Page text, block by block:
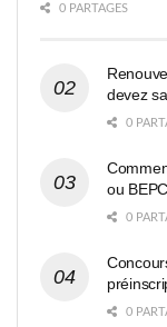
0 PARTAGES
devez
0
ou
0
0